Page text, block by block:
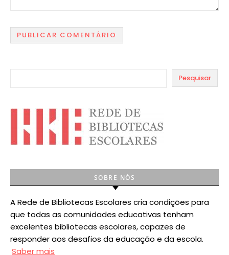
Pesquisar
SOBRE NÓS
A Rede de Bibliotecas Escolares cria condições para
que todas as comunidades educativas tenham
excelentes bibliotecas escolares, capazes de
responder aos desafios da educação e da escola.
Saber mais